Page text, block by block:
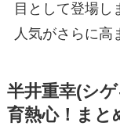
目として登場し
人気がさらに高
半井重幸(シ
育熱心！まと